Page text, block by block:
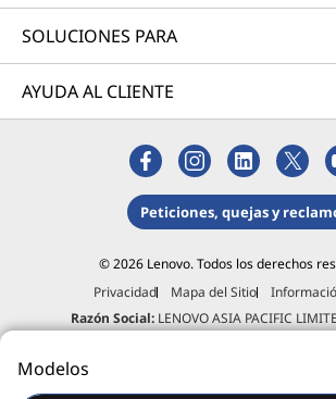
técnicos pueden resolverlas con su extensa
profundos conocimientos técnicos.
SOLUCIONES PARA
AYUDA AL CLIENTE
Peticiones, quejas y
© 2026 Lenovo. Todos los derechos
Privacidad
Mapa del Sitio
Razón Social:LENOVO ASIA PACIFIC
Modelos